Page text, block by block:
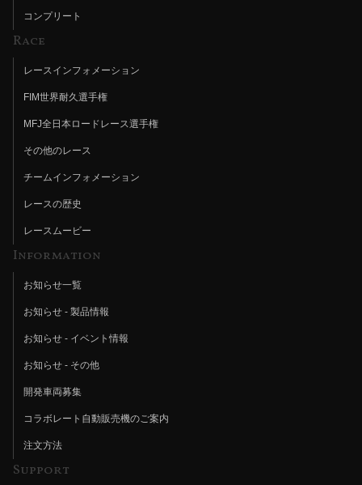
コンプリート
Race
レースインフォメーション
FIM世界耐久選手権
MFJ全日本ロードレース選手権
その他のレース
チームインフォメーション
レースの歴史
レースムービー
Information
お知らせ一覧
お知らせ - 製品情報
お知らせ - イベント情報
お知らせ - その他
開発車両募集
コラボレート自動販売機のご案内
注文方法
Support